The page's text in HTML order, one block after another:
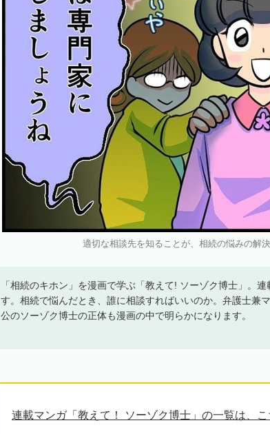
適切な相談先を知ることが、相続の悩みの解
「相続のキホン」を漫画で学ぶ「教えて! ソーゾク博士」。
す。相続で悩んだとき、誰に相談すればいいのか。弁護士兼
公のソーゾク博士の正体も漫画の中で明らかになります。
連載マンガ「教えて！ ソーゾク博士」の一覧は、こ